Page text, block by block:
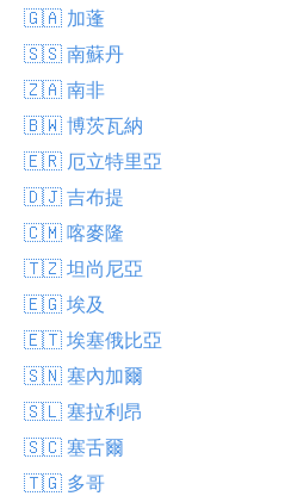
🇬🇦 加蓬
🇸🇸 南蘇丹
🇿🇦 南非
🇧🇼 博茨瓦納
🇪🇷 厄立特里亞
🇩🇯 吉布提
🇨🇲 喀麥隆
🇹🇿 坦尚尼亞
🇪🇬 埃及
🇪🇹 埃塞俄比亞
🇸🇳 塞內加爾
🇸🇱 塞拉利昂
🇸🇨 塞舌爾
🇹🇬 多哥